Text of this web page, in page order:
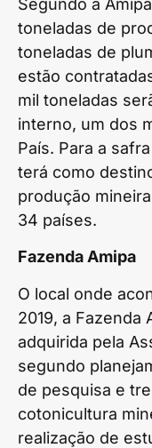
Segundo a
toneladas de
toneladas de
estão
mil toneladas
interno, um dos
País. Para a
terá como
produção
34 países.
Fazenda Amipa
O local onde
2019, a Fazenda
adquirida pela
segundo
de pesquisa e
cotonicultura
realização de